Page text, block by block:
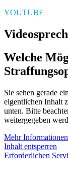
YOUTUBE
Welche
Sie sehen gerade
eigentlichen Inhalt
unten. Bitte
weitergegeben
Mehr Informationen
Inhalt entsperren
Erforderlichen